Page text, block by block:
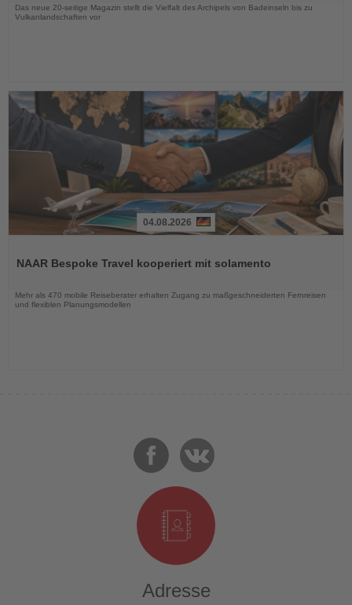
Das neue 20-seitige Magazin stellt die Vielfalt des Archipels von Badeinseln bis zu
Vulkanlandschaften vor
die
04.08.2026
NAAR Bespoke Travel kooperiert mit solamento
Mehr als 470 mobile Reiseberater erhalten Zugang zu maßgeschneiderten Fernreisen
und flexiblen Planungsmodellen
Adresse